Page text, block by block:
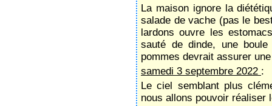
La maison ignore la
salade de vache (pas le
lardons ouvre les
sauté de dinde, une
pommes devrait assurer
samedi 3 septembre 2022 :
Le ciel semblant plus
nous allons pouvoir réaliser